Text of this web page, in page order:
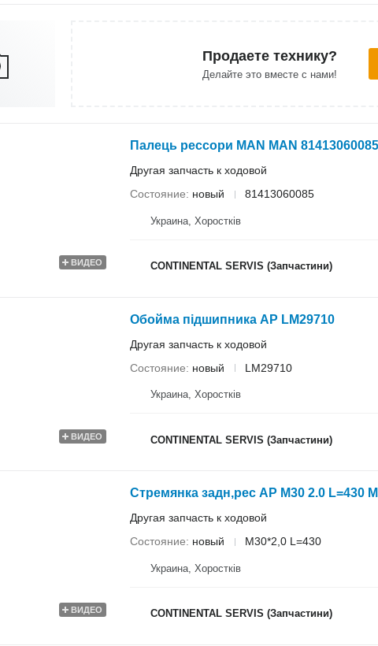
Продаете технику?
Делайте это вместе с нами!
ВИДЕО
Палець рессори MAN MAN 81413060085
Другая запчасть к ходовой
Состояние
новый 81413060085
Украина, Хоростків
CONTINENTAL SERVIS (Запчастини)
ВИДЕО
Обойма підшипника AP LM29710
Другая запчасть к ходовой
Состояние
новый LM29710
Украина, Хоростків
CONTINENTAL SERVIS (Запчастини)
ВИДЕО
Стремянка задн,рес AP M30 2.0 L=430
Другая запчасть к ходовой
Состояние
новый M30*2,0 L=430
Украина, Хоростків
CONTINENTAL SERVIS (Запчастини)